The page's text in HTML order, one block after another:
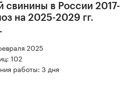
свинины в России 2017-
на 2025-2029 гг.
2025
102
работы: 3 дня